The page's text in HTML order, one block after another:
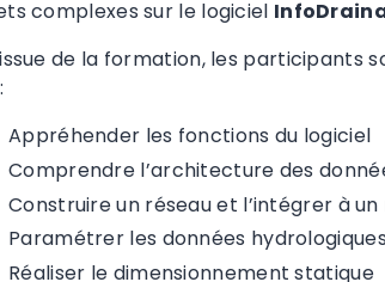
complexes sur le logiciel
de la formation, les participants
Appréhender les fonctions du logiciel
Comprendre l’architecture des
Construire un réseau et l’intégrer à
Paramétrer les données hydrologiques
Réaliser le dimensionnement statique